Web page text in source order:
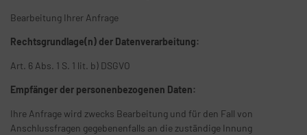
Bearbeitung Ihrer Anfrage
Rechtsgrundlage(n) der Datenverarbeitung:
Art. 6 Abs. 1 S. 1 lit. b) DSGVO
Empfänger der personenbezogenen Daten:
Ihre Anfrage wird zwecks Bearbeitung und für den Fall von
Anschlussfragen gegebenenfalls an die zuständige Innung